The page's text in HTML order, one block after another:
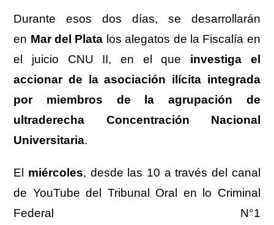
Durante esos dos días, se desarrollarán
en Mar del Plata los alegatos de la Fiscalía en
el juicio CNU II, en el que investiga el
accionar de la asociación ilícita integrada
por miembros de la agrupación de
ultraderecha Concentración Nacional
Universitaria.
El miércoles, desde las 10 a través del canal
de YouTube del Tribunal Oral en lo Criminal
Federal N°1